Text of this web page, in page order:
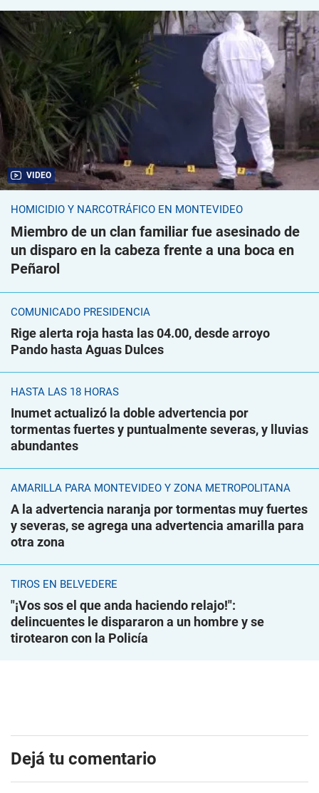
VIDEO
HOMICIDIO Y NARCOTRÁFICO EN MONTEVIDEO
Miembro de un clan familiar fue asesinado de
un disparo en la cabeza frente a una boca en
Peñarol
COMUNICADO PRESIDENCIA
Rige alerta roja hasta las 04.00, desde arroyo
Pando hasta Aguas Dulces
HASTA LAS 18 HORAS
Inumet actualizó la doble advertencia por
tormentas fuertes y puntualmente severas, y lluvias
abundantes
AMARILLA PARA MONTEVIDEO Y ZONA METROPOLITANA
A la advertencia naranja por tormentas muy fuertes
y severas, se agrega una advertencia amarilla para
otra zona
TIROS EN BELVEDERE
"¡Vos sos el que anda haciendo relajo!":
delincuentes le dispararon a un hombre y se
tirotearon con la Policía
Dejá tu comentario